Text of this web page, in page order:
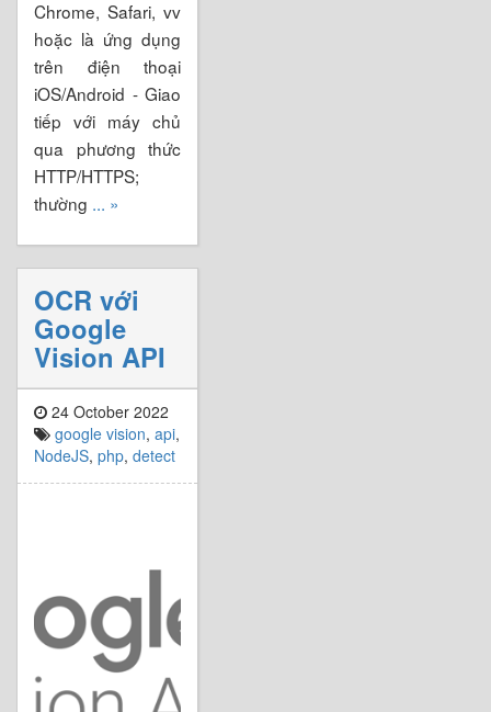
Chrome, Safari, vv
hoặc là ứng dụng
trên điện thoại
iOS/Android - Giao
tiếp với máy chủ
qua phương thức
HTTP/HTTPS;
thường ... »
OCR với
Google
Vision API
24 October 2022
google vision, api,
NodeJS, php, detect